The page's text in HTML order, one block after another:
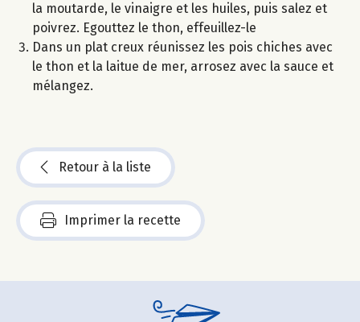
la moutarde, le vinaigre et les huiles, puis salez et
poivrez. Egouttez le thon, effeuillez-le
Dans un plat creux réunissez les pois chiches avec
le thon et la laitue de mer, arrosez avec la sauce et
mélangez.
Retour à la liste
Imprimer la recette